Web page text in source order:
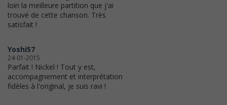
loin la meilleure partition que j'ai
trouvé de cette chanson. Très
satisfait !
Yoshi57
24-01-2015
Parfait ! Nickel ! Tout y est,
accompagnement et interprétation
fidèles à l'original, je suis ravi !